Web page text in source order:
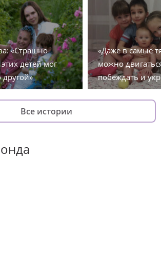
«Страшно
детей мог
другой»
«Даже в самые
можно
побеждать и
Все истории